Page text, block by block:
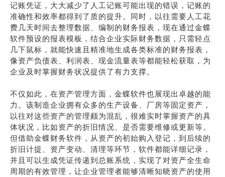
记账凭证，大大减少了人工记账可能出现的错误，记账的
准确性和效率都得到了质的提升。同时，以往需要人工花
费几天时间去整理数据、编制的财务报表，现在通过金蝶
软件预设的报表模板，结合企业实际财务数据，只需轻点
几下鼠标，就能快速且精准地生成各类标准的财务报表，
像资产负债表、利润表、现金流量表等都能轻松获取，为
企业及时掌握财务状况提供了有力支撑。
不仅如此，在资产管理方面，金蝶软件也展现出卓越的能
力。该制造企业拥有众多的生产设备、厂房等固定资产，
以往对这些资产的管理颇为混乱，很难实时掌握资产的具
体状况，比如资产的折旧情况、是否需要维修或更新等。
但借助金蝶财务软件，从资产的初始购入登记，到后续的
折旧计提、资产变动、清理等环节，软件都能详细记录，
并且可以生成凭证传递到总账系统，实现了对资产全生命
周期的有效管理，让企业管理者能够清晰知晓资产的使用